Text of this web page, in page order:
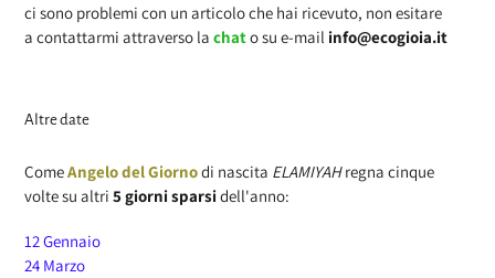
ci sono problemi con un articolo che hai ricevuto, non esitare
a contattarmi attraverso la chato su e-mail info@ecogioia.it
Altre date
ComeAngelo del Giornodi nascita ELAMIYAHregna cinque
volte su altri 5 giorni sparsidell'anno:
12 Gennaio
24 Marzo